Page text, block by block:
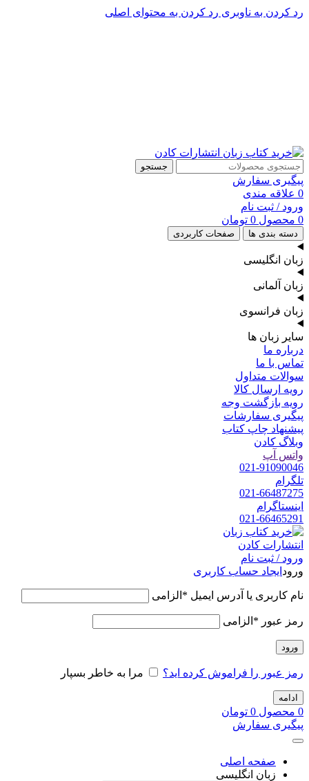
رد کردن به ناوبری رد کردن به محتوای اصلی
جستجو
پیگیری سفارش
0 علاقه مندی
ورود / ثبت نام
0 محصول 0 تومان
دسته بندی ها صفحات کاربردی
زبان انگلیسی
زبان آلمانی
زبان فرانسوی
سایر زبان ها
درباره ما
تماس با ما
سوالات متداول
رویه ارسال کالا
رویه بازگشت وجه
پیگیری سفارشات
پیشنهاد چاپ کتاب
وبلاگ کادن
واتس آپ
021-91090046
تلگرام
021-66487275
اینستاگرام
021-66465291
ورود / ثبت نام
ورود ایجاد حساب کاربری
نام کاربری یا آدرس ایمیل * الزامی
رمز عبور * الزامی
ورود
رمز عبور را فراموش کرده اید؟ مرا به خاطر بسپار
ادامه
0 محصول 0 تومان
پیگیری سفارش
صفحه اصلی
زبان انگلیسی